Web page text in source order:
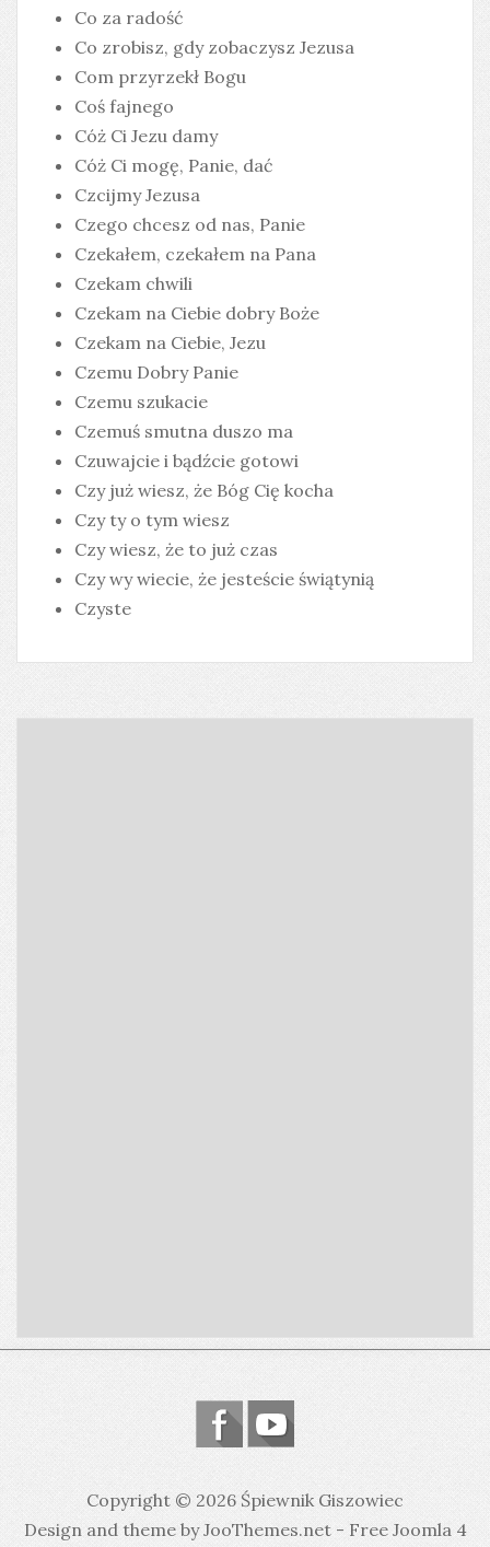
Co za radość
Co zrobisz, gdy zobaczysz Jezusa
Com przyrzekł Bogu
Coś fajnego
Cóż Ci Jezu damy
Cóż Ci mogę, Panie, dać
Czcijmy Jezusa
Czego chcesz od nas, Panie
Czekałem, czekałem na Pana
Czekam chwili
Czekam na Ciebie dobry Boże
Czekam na Ciebie, Jezu
Czemu Dobry Panie
Czemu szukacie
Czemuś smutna duszo ma
Czuwajcie i bądźcie gotowi
Czy już wiesz, że Bóg Cię kocha
Czy ty o tym wiesz
Czy wiesz, że to już czas
Czy wy wiecie, że jesteście świątynią
Czyste
Copyright © 2026 Śpiewnik Giszowiec
Design and theme by JooThemes.net - Free Joomla 4